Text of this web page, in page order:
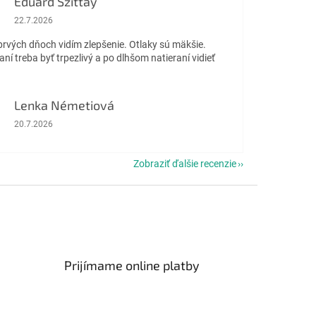
Hodnotenie obchodu je 5 z 5 hviezdičiek.
22.7.2026
dňoch vidím zlepšenie. Otlaky sú mäkšie.
treba byť trpezlivý a po dlhšom natieraní vidieť
Lenka Németiová
Hodnotenie obchodu je 5 z 5 hviezdičiek.
20.7.2026
Zobraziť ďalšie recenzie
Prijímame online platby